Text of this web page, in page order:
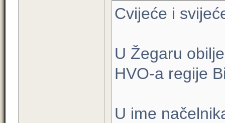
Cvijeće i
U Žegaru
HVO-a regije
U ime